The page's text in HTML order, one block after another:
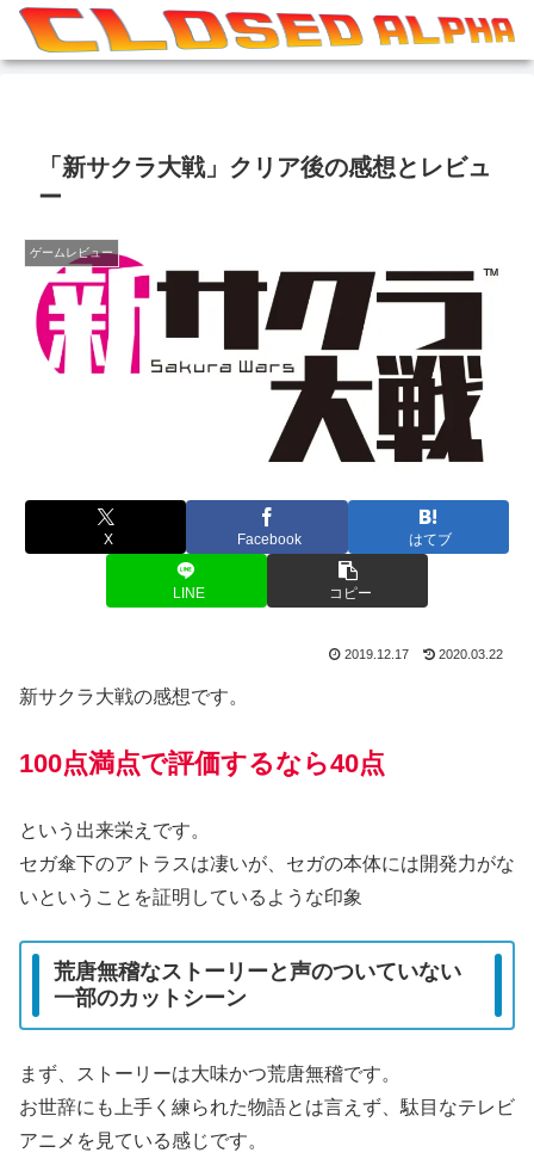
「新サクラ大戦」クリア後の感想とレビュ
ー
ゲームレビュー
X Facebook はてブ
LINE コピー
2019.12.17 2020.03.22
新サクラ大戦の感想です。
100点満点で評価するなら40点
という出来栄えです。
セガ傘下のアトラスは凄いが、セガの本体には開発力がな
いということを証明しているような印象
荒唐無稽なストーリーと声のついていない
一部のカットシーン
まず、ストーリーは大味かつ荒唐無稽です。
お世辞にも上手く練られた物語とは言えず、駄目なテレビ
アニメを見ている感じです。